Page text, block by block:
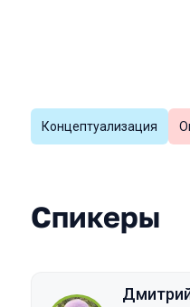
Темы
Концептуализация
Спикеры